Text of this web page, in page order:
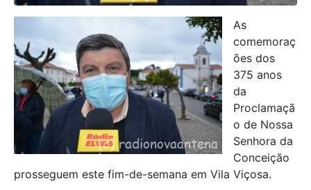
As
comemoraç
ões dos
375 anos
da
Proclamaçã
o de Nossa
Senhora da
Conceição
prosseguem este fim-de-semana em Vila Viçosa.